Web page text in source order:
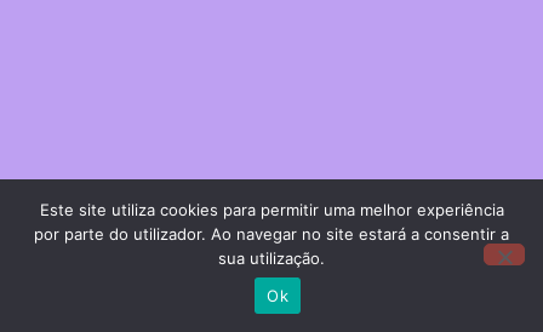
Este site utiliza cookies para permitir uma melhor experiência
por parte do utilizador. Ao navegar no site estará a consentir a
sua utilização.
Ok